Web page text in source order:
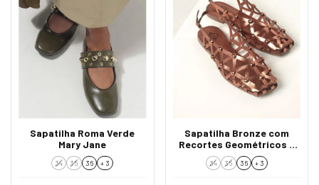
Sapatilha Roma Verde
Mary Jane
34 35 36 + 3
Sapatilha Bronze com
Recortes Geométricos e
Aplicações
34 35 36 + 3